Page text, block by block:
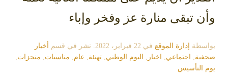
وأن تبقى منارة عز وفخر وإباء
بواسطة إدارة الموقع في 22 فبراير، 2022 . نشر في قسم
أخبار
صحفية
اجتماعي اخبار اليوم الوطني تهنئة عام مناسبات منجزات
يوم التأسيس